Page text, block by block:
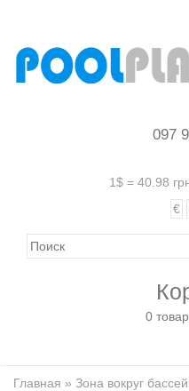
097
1$ = 40.98
€
0
Главная » Зона вокруг